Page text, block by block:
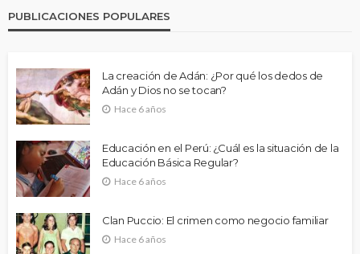
PUBLICACIONES POPULARES
La creación de Adán: ¿Por qué los dedos de
Adán y Dios no se tocan?
Hace 6 años
Educación en el Perú: ¿Cuál es la situación de la
Educación Básica Regular?
Hace 6 años
Clan Puccio: El crimen como negocio familiar
Hace 6 años